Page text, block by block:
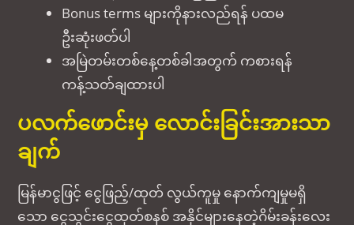
Bonus terms များကိုနားလည်ရန် ပထမ
ဦးဆုံးဖတ်ပါ
အမြဲတမ်းတစ်နေ့တစ်ခါအတွက် ကစားရန်
ကန့်သတ်ချထားပါ
ပလက်ဖောင်းမှ လောင်းခြင်းအားသာ
ချက်
မြန်မာငွဖြင့် ငွေဖြည့်/ထုတ် လွယ်ကူမှု နောက်ကျမှုမရှိ
သော ငွေသွင်းငွေထုတ်စနစ် အနိုင်များနေတဲ့ဂိမ်းခန်းလေး